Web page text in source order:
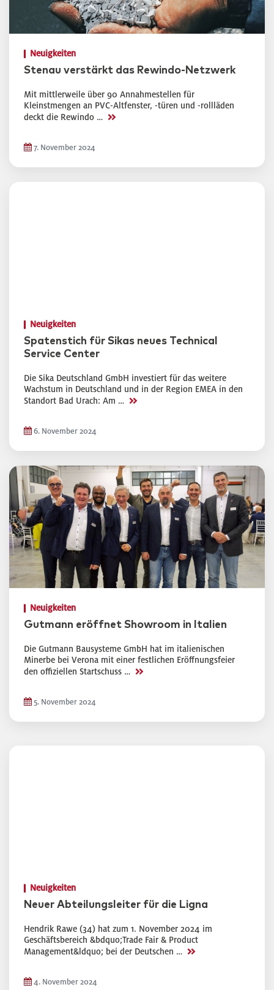
Neuigkeiten
Stenau verstärkt das Rewindo-Netzwerk
Mit mittlerweile über 90 Annahmestellen für
Kleinstmengen an PVC-Altfenster, -türen und -rollläden
deckt die Rewindo … >>
7. November 2024
Neuigkeiten
Spatenstich für Sikas neues Technical
Service Center
Die Sika Deutschland GmbH investiert für das weitere
Wachstum in Deutschland und in der Region EMEA in den
Standort Bad Urach: Am … >>
6. November 2024
Neuigkeiten
Gutmann eröffnet Showroom in Italien
Die Gutmann Bausysteme GmbH hat im italienischen
Minerbe bei Verona mit einer festlichen Eröffnungsfeier
den offiziellen Startschuss … >>
5. November 2024
Neuigkeiten
Neuer Abteilungsleiter für die Ligna
Hendrik Rawe (34) hat zum 1. November 2024 im
Geschäftsbereich &bdquo;Trade Fair & Product
Management&ldquo; bei der Deutschen … >>
4. November 2024